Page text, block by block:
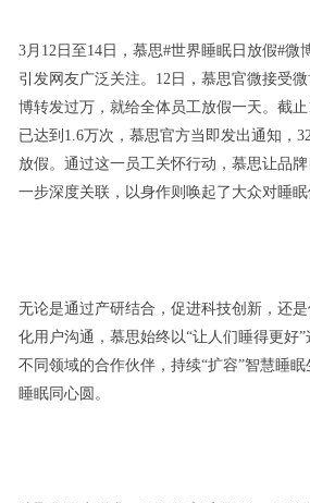
3月12日至14日，慕思#世界睡眠日放假#微
引发网友广泛关注。12日，慕思官微接受
博转发过万，就给全体员工放假一天。截
已达到1.6万次，慕思官方当即发出通知，
放假。通过这一员工关怀行动，慕思让品
一步深度关联，以身作则唤起了大众对睡眠
无论是通过产研结合，促进科技创新，还
化用户沟通，慕思始终以“让人们睡得更好
不同领域的合作伙伴，持续“扩容”智慧睡
睡眠同心圆。